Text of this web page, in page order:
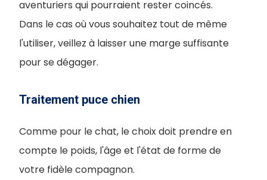
aventuriers qui pourraient rester coincés.
Dans le cas où vous souhaitez tout de même
l'utiliser, veillez à laisser une marge suffisante
pour se dégager.
Traitement puce chien
Comme pour le chat, le choix doit prendre en
compte le poids, l'âge et l'état de forme de
votre fidèle compagnon.